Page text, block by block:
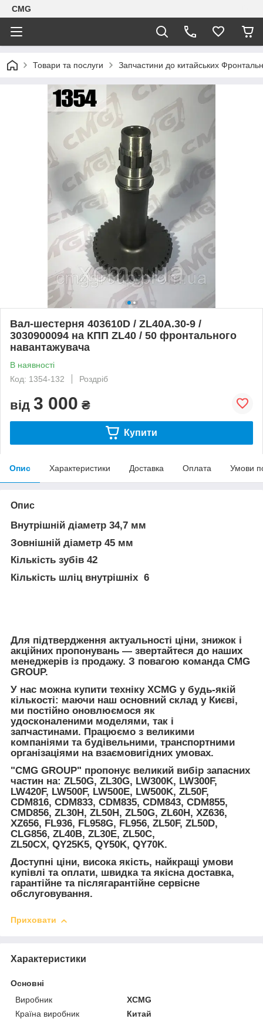
CMG
Товари та послуги Запчастини до китайських
Вал-шестерня 403610D / ZL40A.30-9 /
3030900094 на КПП ZL40 / 50 фронтального
навантажувача
В наявності
Код: 1354-132
Роздріб
від 3 000 ₴
Купити
Опис Характеристики Доставка Оплата Умови
Опис
Внутрішній діаметр 34,7 мм
Зовнішній діаметр 45 мм
Кількість зубів 42
Кількість шліц внутрішніх 6
Для підтвердження актуальності ціни, знижок і
акційних пропонувань — звертайтеся до наших
менеджерів із продажу. З повагою команда CMG
GROUP.
У нас можна купити техніку XCMG у будь-якій
кількості: маючи наш основний склад у Києві,
ми постійно оновлюємося як
удосконаленими моделями, так і
запчастинами. Працюємо з великими
компаніями та будівельними, транспортними
організаціями на взаємовигідних умовах.
"CMG GROUP" пропонує великий вибір запасних
частин на: ZL50G, ZL30G, LW300K, LW300F,
LW420F, LW500F, LW500E, LW500K, ZL50F,
CDM816, CDM833, CDM835, CDM843, CDM855,
CMD856, ZL30H, ZL50H, ZL50G, ZL60H, XZ636,
XZ656, FL936, FL958G, FL956, ZL50F, ZL50D,
CLG856, ZL40B, ZL30E, ZL50C,
ZL50CX, QY25K5, QY50K, QY70K.
Доступні ціни, висока якість, найкращі умови
купівлі та оплати, швидка та якісна доставка,
гарантійне та післягарантійне сервісне
обслуговування.
Приховати
Характеристики
Основні
Виробник
XCMG
Країна виробник
Китай